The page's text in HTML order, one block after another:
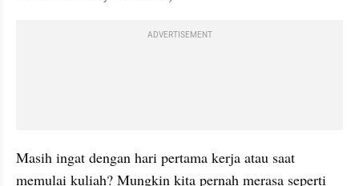
ADVERTISEMENT
Masih ingat dengan hari pertama kerja atau saat
memulai kuliah? Mungkin kita pernah merasa seperti